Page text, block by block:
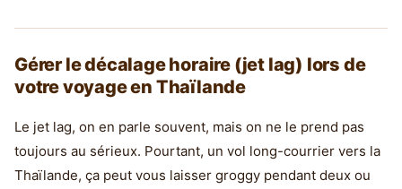
Gérer le décalage horaire (jet lag) lors de
votre voyage en Thaïlande
Le jet lag, on en parle souvent, mais on ne le prend pas
toujours au sérieux. Pourtant, un vol long-courrier vers la
Thaïlande, ça peut vous laisser groggy pendant deux ou